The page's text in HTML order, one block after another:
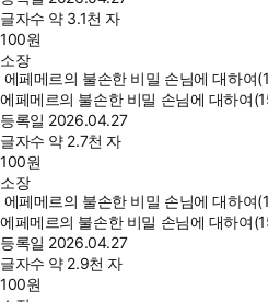
글자수 약 3.1천 자
100원
소장
에페메르의 불손한 비밀 손님에 대하여
에페메르의 불손한 비밀 손님에 대하여
등록일 2026.04.27
글자수 약 2.7천 자
100원
소장
에페메르의 불손한 비밀 손님에 대하여
에페메르의 불손한 비밀 손님에 대하여
등록일 2026.04.27
글자수 약 2.9천 자
100원